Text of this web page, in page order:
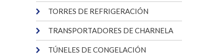
TORRES DE REFRIGERACIÓN
TRANSPORTADORES DE CHARNELA
TÚNELES DE CONGELACIÓN